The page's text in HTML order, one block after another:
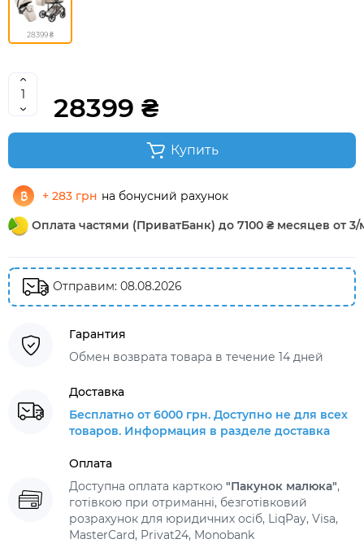
28399 ₴
28399 ₴
Купить
+ 283 грн на бонусний рахунок
Оплата частями (ПриватБанк) до 7100 ₴ месяцев от 3/
Отправим: 08.08.2026
Гарантия
Обмен возврата товара в течение 14 дней
Доставка
Бесплатно от 6000 грн. Доступно не для всех
товаров. Информация в разделе доставка
Оплата
Доступна оплата карткою "Пакунок малюка",
готівкою при отриманні, безготівковий
розрахунок для юридичних осіб, LiqPay, Visa,
MasterCard, Privat24, Monobank